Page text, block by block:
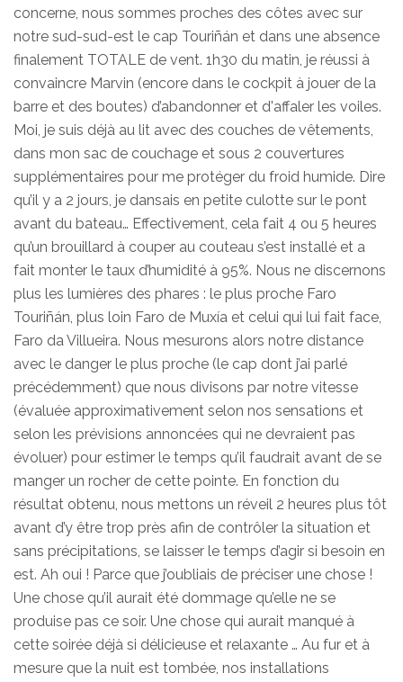
concerne, nous sommes proches des côtes avec sur
notre sud-sud-est le cap Touriñán et dans une absence
finalement TOTALE de vent. 1h30 du matin, je réussi à
convaincre Marvin (encore dans le cockpit à jouer de la
barre et des boutes) d’abandonner et d'affaler les voiles.
Moi, je suis déjà au lit avec des couches de vêtements,
dans mon sac de couchage et sous 2 couvertures
supplémentaires pour me protéger du froid humide. Dire
qu’il y a 2 jours, je dansais en petite culotte sur le pont
avant du bateau… Effectivement, cela fait 4 ou 5 heures
qu’un brouillard à couper au couteau s’est installé et a
fait monter le taux d’humidité à 95%. Nous ne discernons
plus les lumières des phares : le plus proche Faro
Touriñán, plus loin Faro de Muxía et celui qui lui fait face,
Faro da Villueira. Nous mesurons alors notre distance
avec le danger le plus proche (le cap dont j’ai parlé
précédemment) que nous divisons par notre vitesse
(évaluée approximativement selon nos sensations et
selon les prévisions annoncées qui ne devraient pas
évoluer) pour estimer le temps qu’il faudrait avant de se
manger un rocher de cette pointe. En fonction du
résultat obtenu, nous mettons un réveil 2 heures plus tôt
avant d’y être trop près afin de contrôler la situation et
sans précipitations, se laisser le temps d’agir si besoin en
est. Ah oui ! Parce que j’oubliais de préciser une chose !
Une chose qu’il aurait été dommage qu’elle ne se
produise pas ce soir. Une chose qui aurait manqué à
cette soirée déjà si délicieuse et relaxante … Au fur et à
mesure que la nuit est tombée, nos installations